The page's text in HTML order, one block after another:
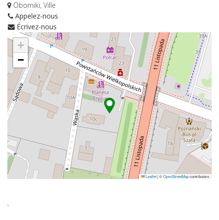
Oborniki, Ville
Appelez-nous
Écrivez-nous
+
−
Leaflet|©OpenStreetMapcontributors
.